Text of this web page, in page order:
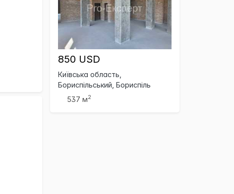
850 USD
Київська область,
Бориспільський, Бориспіль
537 м2